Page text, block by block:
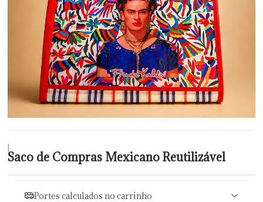
|
Saco de Compras Mexicano Reutilizável
Portes calculados no carrinho